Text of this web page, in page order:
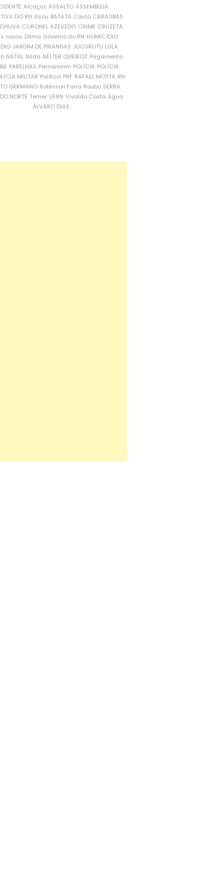
Alcaçuz ASSALTO ASSEMBLEIA
DO RN Assu BATATA Caicó CARAÚBAS
CORONEL AZEVEDO CRIME CRUZETA
novos Dilma Governo do RN HOMICÍDIO
JARDIM DE PIRANHAS JUCURUTU LULA
NATAL Nilda NÉLTER QUEIROZ Pagamento
PARELHAS Parnamirim POLÍCIA POLÍCIA
MILITAR Política PRF RAFAEL MOTTA RN
GERMANO Robinson Faria Roubo SERRA
NORTE Temer UFRN Vivaldo Costa Água
ÁLVARO DIAS